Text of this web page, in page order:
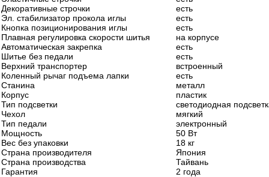
Декоративные строчки
есть
Эл. стабилизатор прокола иглы
есть
Кнопка позиционирования иглы
есть
Плавная регулировка скорости шитья
на корпусе
Автоматическая закрепка
есть
Шитье без педали
есть
Верхний транспортер
встроенный
Коленный рычаг подъема лапки
есть
Станина
металл
Корпус
пластик
Тип подсветки
светодиодная
Чехол
мягкий
Тип педали
электронный
Мощность
50 Вт
Вес без упаковки
18 кг
Страна производителя
Япония
Страна производства
Тайвань
Гарантия
2 года